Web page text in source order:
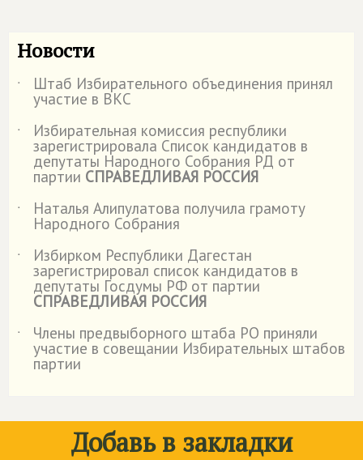
Новости
˙ Штаб Избирательного объединения принял
участие в ВКС
˙
Избирательная комиссия республики
зарегистрировала Список кандидатов в
депутаты Народного Собрания РД от
партии СПРАВЕДЛИВАЯ РОССИЯ
˙
Наталья Алипулатова получила грамоту
Народного Собрания
˙
Избирком Республики Дагестан
зарегистрировал список кандидатов в
депутаты Госдумы РФ от партии
СПРАВЕДЛИВАЯ РОССИЯ
˙
Члены предвыборного штаба РО приняли
участие в совещании Избирательных штабов
партии
Добавь в закладки